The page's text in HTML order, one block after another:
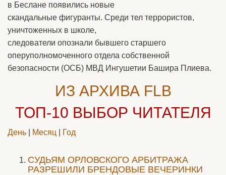
в Беслане появились новые
скандальные фигуранты. Среди тел террористов,
уничтоженных в школе,
следователи опознали бывшего старшего
оперуполномоченного отдела собственной
безопасности (ОСБ) МВД Ингушетии Башира Плиева.
ИЗ АРХИВА FLB
ТОП-10 ВЫБОР ЧИТАТЕЛЯ
День Месяц Год
CУДЬЯМ ОРЛОВСКОГО АРБИТРАЖА
РАЗРЕШИЛИ БРЕНДОВЫЕ ВЕЧЕРИНКИ